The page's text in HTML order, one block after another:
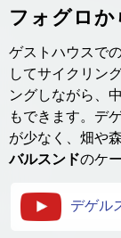
フォグロ
ゲストハウスで
してサイクリン
ングしながら、
もできます。デ
が少なく、畑や
バルスンドのケ
デゲル